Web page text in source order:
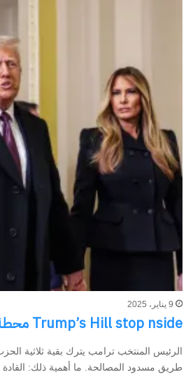
9 يناير، 2025
Trump’s Hill stop nside محطة ترامب هيل
الرئيس المنتخب ترامب يترك بقية ثلاثية
طريق مسدود المصالحة. ما أهمية ذلك: